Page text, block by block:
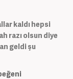
kaldı hepsi
razı olsun diye
geldi şu